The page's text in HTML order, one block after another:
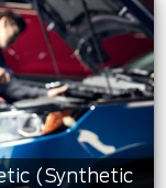
(Synthetic